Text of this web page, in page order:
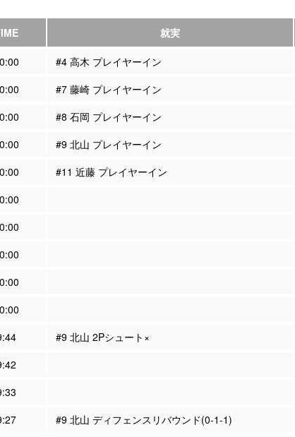
就実
#4 高木 プレイヤーイン
#7 藤崎 プレイヤーイン
#8 石岡 プレイヤーイン
#9 北山 プレイヤーイン
#11 近藤 プレイヤーイン
#9 北山 2Pシュート×
#9 北山 ディフェンスリバウンド(0-1-1)